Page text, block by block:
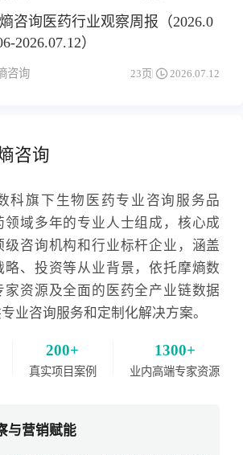
咨询医药行业观察周报（2026.0
2026.07.12）
咨询 23页 2026.07.12
咨询
科旗下生物医药专业咨询服务品
领域多年的专业人士组成，核心成
级咨询机构和行业标杆企业，涵盖
略、投资等从业背景，依托摩熵数
家资源及全面的医药全产业链数据
业咨询服务和定制化解决方案。
200+
真实项目案例
1300+
业内高端专家资源
与营销赋能